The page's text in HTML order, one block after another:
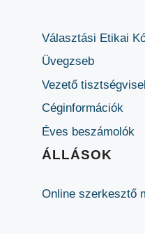
Választási Etikai
Üvegzseb
Vezető
Céginformációk
Éves beszámolók
ÁLLÁSOK
Online szerkesztő